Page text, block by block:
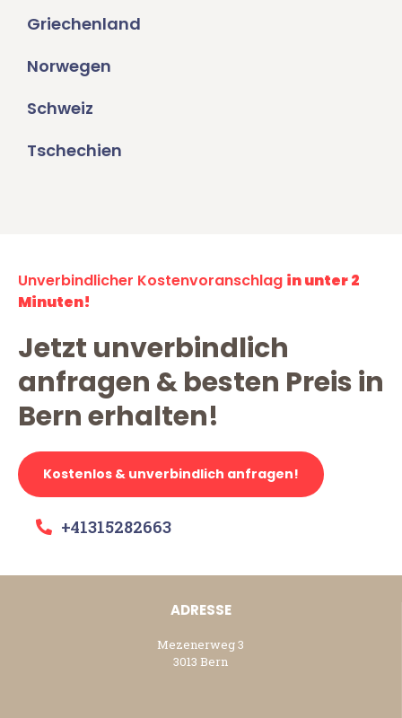
Griechenland
Norwegen
Schweiz
Tschechien
Unverbindlicher Kostenvoranschlag in unter 2
Minuten!
Jetzt unverbindlich
anfragen & besten Preis in
Bern erhalten!
Kostenlos & unverbindlich anfragen!
+41315282663
ADRESSE
Mezenerweg 3
3013 Bern